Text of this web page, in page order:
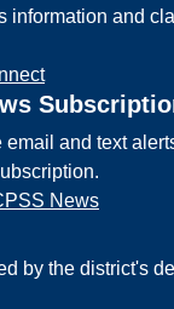
information and
email and text
News
by the district's